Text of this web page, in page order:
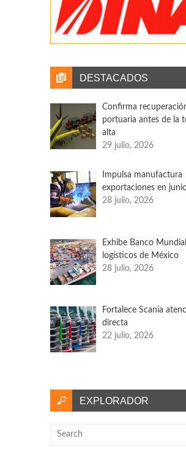
Geografía (Inegi) informó que el
Oportuno de la Actividad
mostró un crecimiento del
de la Actividad Económica (IGAE)
mes del año anterior.
DESTACADOS
Confirma
portuaria antes de la
alta
29 julio, 2026
Impulsa manufactura
exportaciones en
28 julio, 2026
Exhibe Banco
logísticos de México
28 julio, 2026
Fortalece Scania
directa
22 julio, 2026
EXPLORADOR